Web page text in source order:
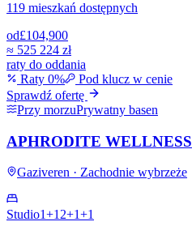
119 mieszkań dostępnych
od£104,900
≈ 525 224 zł
raty do oddania
Raty 0%
Pod klucz w cenie
Sprawdź ofertę
Przy morzuPrywatny basen
APHRODITE WELLNESS
Gaziveren · Zachodnie wybrzeże
Studio1+12+1+1